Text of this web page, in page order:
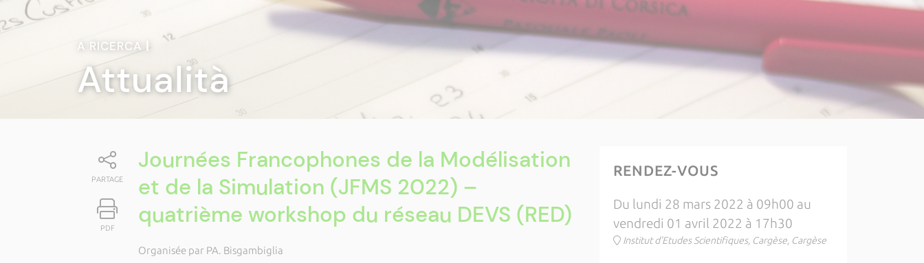
A RICERCA|
Attualità
PARTAGE
PDF
Journées Francophones de la Modélisation
et de la Simulation (JFMS 2022) –
quatrième workshop du réseau DEVS (RED)
Organisée par PA. Bisgambiglia
RENDEZ-VOUS
Du lundi 28 mars 2022 à 09h00 au
vendredi 01 avril 2022 à 17h30
Institut d'Etudes Scientifiques, Cargèse, Cargèse